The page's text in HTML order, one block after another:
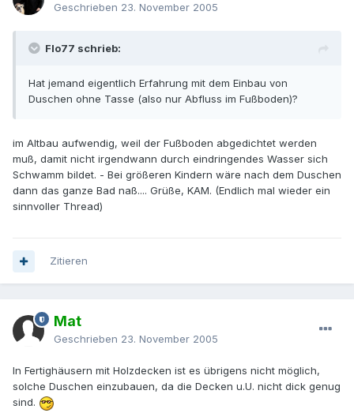
Geschrieben 23. November 2005
Flo77 schrieb:
Hat jemand eigentlich Erfahrung mit dem Einbau von
Duschen ohne Tasse (also nur Abfluss im Fußboden)?
im Altbau aufwendig, weil der Fußboden abgedichtet werden
muß, damit nicht irgendwann durch eindringendes Wasser sich
Schwamm bildet. - Bei größeren Kindern wäre nach dem Duschen
dann das ganze Bad naß.... Grüße, KAM. (Endlich mal wieder ein
sinnvoller Thread)
Zitieren
Mat
Geschrieben 23. November 2005
In Fertighäusern mit Holzdecken ist es übrigens nicht möglich,
solche Duschen einzubauen, da die Decken u.U. nicht dick genug
sind.